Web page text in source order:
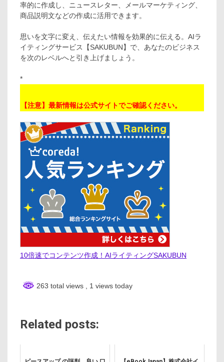
率的に作成し、ニュースレター、メールマーケティング、
商品説明文などの作成に活用できます。
思いを文字に変え、伝えたい情報を効果的に伝える。AIラ
イティングサービス【SAKUBUN】で、あなたのビジネス
を次のレベルへと引き上げましょう。
*
【注意】最新情報は公式サイトでご確認ください。
10倍速でコンテンツ作成！AIライティングSAKUBUN
263 total views , 1 views today
Related posts: